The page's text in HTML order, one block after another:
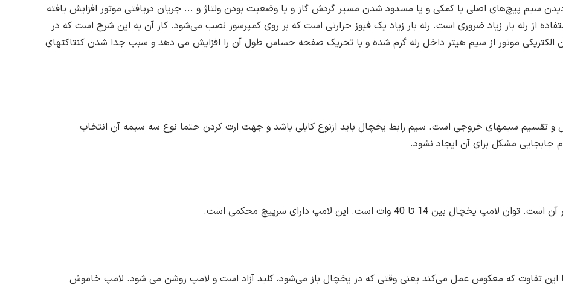
سیم پیچ‌های اصلی با کمکی و یا مسدود شدن مسیر گردش گاز و یا وضعیت بودن ولتاژ و ... جریان دریافتی موتور افزایش یافته
از رله بار زیاد ضروری است. رله بار زیاد یک فیوز حرارتی است که بر روی کمپرسور نصب می‌شود. کار آن به این شرح است که در
الکتریکی موتور از سیم هیتر داخل رله گرم شده و با تحریک صفحه حساس طول آن را افزایش می دهد و سبب جدا شدن کنتاکتهای
و تقسیم سیمهای خروجی است. سیم رابط یخچال باید ازنوع کابلی باشد و جهت ارت کردن حتما نوع سه سیمه آن انتخاب
جابجایی مشکل برای آن ایجاد نشود.
تا 40 وات است. این لامپ دارای سرپیچ محکمی است.
تفاوت که معکوس عمل می‌کند یعنی وقتی که در یخچال باز می‌شود، کلید آزاد است و لامپ روشن می شود. لامپ خاموش